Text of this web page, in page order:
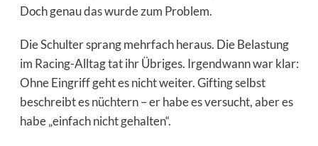
Doch genau das wurde zum Problem.
Die Schulter sprang mehrfach heraus. Die Belastung
im Racing-Alltag tat ihr Übriges. Irgendwann war klar:
Ohne Eingriff geht es nicht weiter. Gifting selbst
beschreibt es nüchtern – er habe es versucht, aber es
habe „einfach nicht gehalten“.